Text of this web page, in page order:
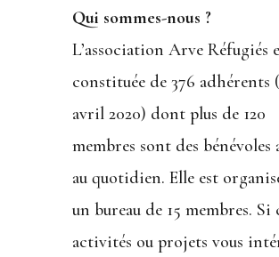
Qui sommes-nous ?
L’association Arve Réfugiés
constituée de 376 adhérents
avril 2020) dont plus de 120
membres sont des bénévoles
au quotidien. Elle est
un bureau de 15 membres. Si
activités ou projets vous